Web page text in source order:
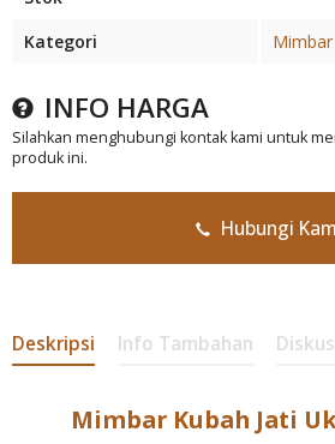
Kategori
INFO HARGA
Silahkan menghubungi kontak kami untuk
produk ini.
Hubungi
Deskripsi Info Tambahan
Mimbar Kubah Jati